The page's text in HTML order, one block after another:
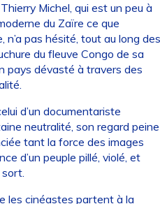
Michel, qui est un peu à
du Zaïre ce que
pas hésité, tout au long des
du fleuve Congo de sa
pays dévasté à travers des
d’un documentariste
neutralité, son regard peine
tant la force des images
d’un peuple pillé, violé, et
les cinéastes partent à la